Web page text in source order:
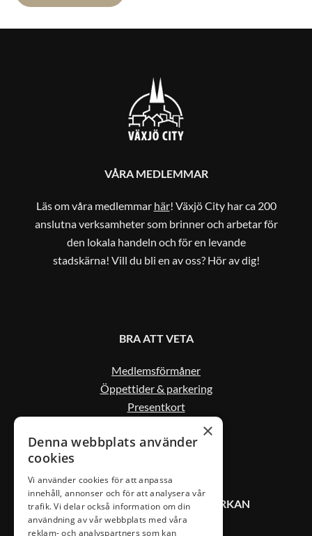
VÅRA MEDLEMMAR
Läs om våra medlemmar här! Växjö City har ca 200
anslutna verksamheter som brinner och arbetar för
den lokala handeln och för en levande
stadskärna! Vill du bli en av oss? Hör av dig!
BRA ATT VETA
Medlemsförmåner
Öppettider & parkering
Presentkort
KONTAKT VÄXJÖ CITYSAMVERKAN
×
Denna webbplats använder
cookies
Vi använder cookies för att anpassa
innehåll, annonser och för att analysera vår
trafik. Vi delar också information om din
användning av vår webbplats med våra
reklam- och analyspartners som kan